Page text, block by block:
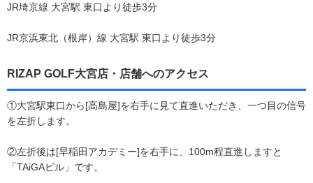
JR埼京線 大宮駅 東口より徒歩3分
JR京浜東北（根岸）線 大宮駅 東口より徒歩3分
RIZAP GOLF大宮店・店舗へのアクセス
①大宮駅東口から[高島屋]を右手に見て直進いただき、一つ目の信号
を左折します。
②左折後は[早稲田アカデミー]を右手に、100m程直進しますと
「TAiGAビル」です。